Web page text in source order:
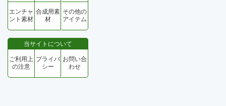
エンチャ
ント素材
合成用素
材
その他の
アイテム
当サイトについて
ご利用上
の注意
プライバ
シー
お問い合
わせ